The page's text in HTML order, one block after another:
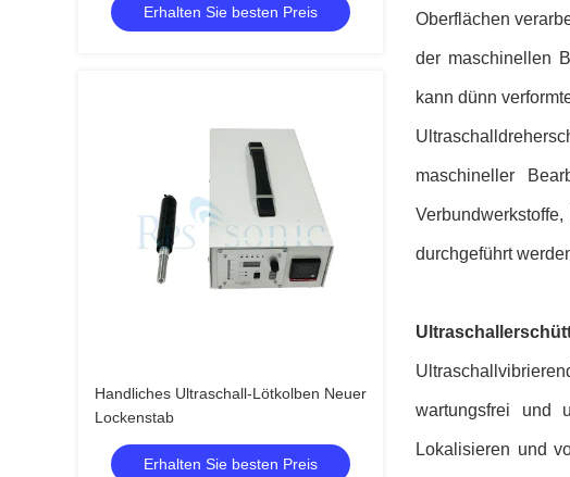
Erhalten Sie besten Preis
Handliches Ultraschall-Lötkolben Neuer
Lockenstab
Erhalten Sie besten Preis
Oberflächen
der maschinellen
kann dünn
maschineller
durchgeführt
wartungsfrei und
Lokalisieren und